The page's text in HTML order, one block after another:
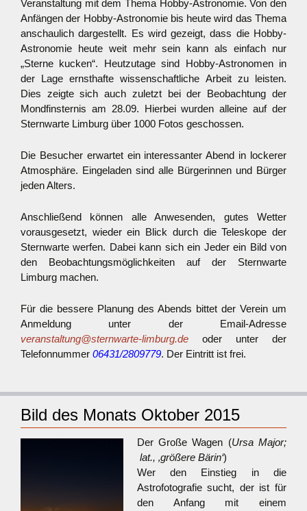
Veranstaltung mit dem Thema Hobby-Astronomie. Von den
Anfängen der Hobby-Astronomie bis heute wird das Thema
anschaulich dargestellt. Es wird gezeigt, dass die Hobby-
Astronomie heute weit mehr sein kann als einfach nur
„Sterne kucken“. Heutzutage sind Hobby-Astronomen in
der Lage ernsthafte wissenschaftliche Arbeit zu leisten.
Dies zeigte sich auch zuletzt bei der Beobachtung der
Mondfinsternis am 28.09. Hierbei wurden alleine auf der
Sternwarte Limburg über 1000 Fotos geschossen.
Die Besucher erwartet ein interessanter Abend in lockerer
Atmosphäre. Eingeladen sind alle Bürgerinnen und Bürger
jeden Alters.
Anschließend können alle Anwesenden, gutes Wetter
vorausgesetzt, wieder ein Blick durch die Teleskope der
Sternwarte werfen. Dabei kann sich ein Jeder ein Bild von
den Beobachtungsmöglichkeiten auf der Sternwarte
Limburg machen.
Für die bessere Planung des Abends bittet der Verein um
Anmeldung unter der Email-Adresse
veranstaltung@sternwarte-limburg.de oder unter der
Telefonnummer 06431/2809779. Der Eintritt ist frei.
Bild des Monats Oktober 2015
Der Große Wagen (Ursa Major;
lat., ‚größere Bärin‘)
Wer den Einstieg in die
Astrofotografie sucht, der ist für
den Anfang mit einem